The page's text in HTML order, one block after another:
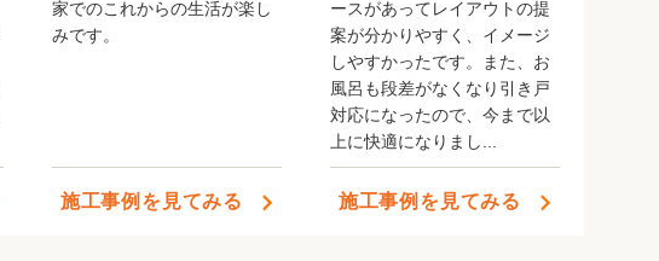
家でのこれからの生活が楽し
みです。
施工事例を見てみる
ースがあってレイアウトの提
案が分かりやすく、イメージ
しやすかったです。また、お
風呂も段差がなくなり引き戸
対応になったので、今まで以
上に快適になりまし...
施工事例を見てみる